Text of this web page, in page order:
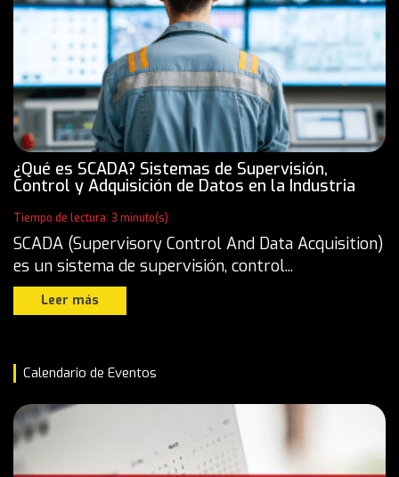
¿Qué es SCADA? Sistemas de Supervisión,
Control y Adquisición de Datos en la Industria
Tiempo de lectura: 3 minuto(s)
SCADA (Supervisory Control And Data Acquisition)
es un sistema de supervisión, control...
Leer más
Calendario de Eventos